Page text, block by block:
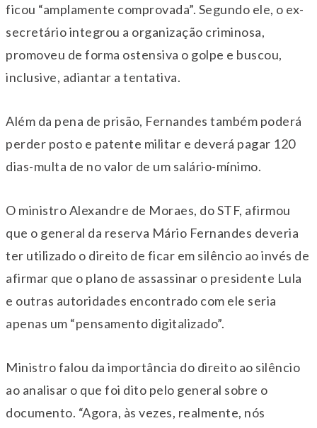
ficou “amplamente comprovada”. Segundo ele, o ex-
secretário integrou a organização criminosa,
promoveu de forma ostensiva o golpe e buscou,
inclusive, adiantar a tentativa.
Além da pena de prisão, Fernandes também poderá
perder posto e patente militar e deverá pagar 120
dias-multa de no valor de um salário-mínimo.
O ministro Alexandre de Moraes, do STF, afirmou
que o general da reserva Mário Fernandes deveria
ter utilizado o direito de ficar em silêncio ao invés de
afirmar que o plano de assassinar o presidente Lula
e outras autoridades encontrado com ele seria
apenas um “pensamento digitalizado”.
Ministro falou da importância do direito ao silêncio
ao analisar o que foi dito pelo general sobre o
documento. “Agora, às vezes, realmente, nós